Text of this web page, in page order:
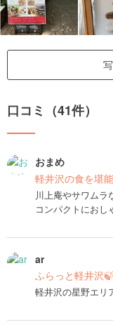
口コミ（41件）
おまめ
軽井沢の食を堪
川上庵やサワムラ
コンパクトにおし
ar
ふらっと軽井沢
軽井沢の星野エリ